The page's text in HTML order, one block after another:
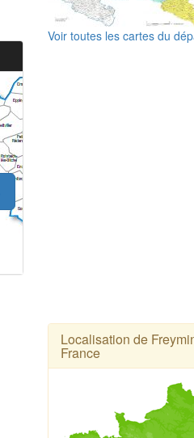
Voir toutes les cartes du
Localisation de
France